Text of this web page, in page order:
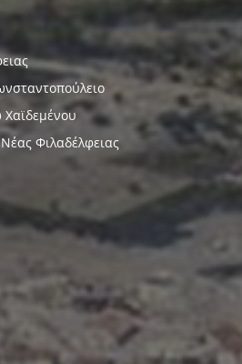
Φιλαδέλφειας